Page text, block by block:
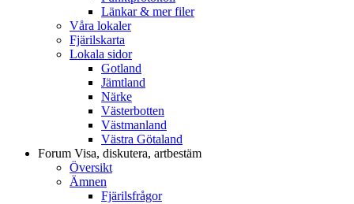
Länkar & mer filer
Våra lokaler
Fjärilskarta
Lokala sidor
Gotland
Jämtland
Närke
Västerbotten
Västmanland
Västra Götaland
Forum Visa, diskutera, artbestäm
Översikt
Ämnen
Fjärilsfrågor